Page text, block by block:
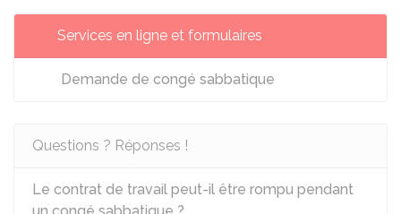
Services en ligne et formulaires
Demande de congé sabbatique
Questions ? Réponses !
Le contrat de travail peut-il être rompu pendant